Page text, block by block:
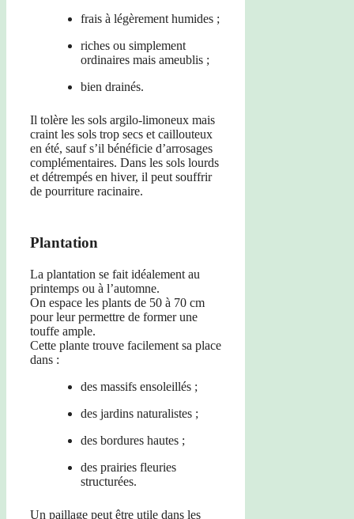
frais à légèrement humides ;
riches ou simplement
ordinaires mais ameublis ;
bien drainés.
Il tolère les sols argilo-limoneux mais
craint les sols trop secs et caillouteux
en été, sauf s’il bénéficie d’arrosages
complémentaires. Dans les sols lourds
et détrempés en hiver, il peut souffrir
de pourriture racinaire.
Plantation
La plantation se fait idéalement au
printemps ou à l’automne.
On espace les plants de 50 à 70 cm
pour leur permettre de former une
touffe ample.
Cette plante trouve facilement sa place
dans :
des massifs ensoleillés ;
des jardins naturalistes ;
des bordures hautes ;
des prairies fleuries
structurées.
Un paillage peut être utile dans les